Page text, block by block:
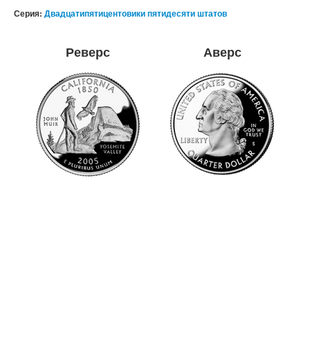
Серия: Двадцатипятицентовики пятидесяти штатов
Реверс Аверс